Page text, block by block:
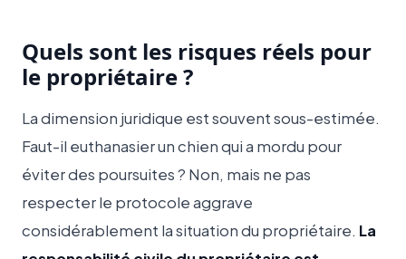
Quels sont les risques réels pour
le propriétaire ?
La dimension juridique est souvent sous-estimée.
Faut-il euthanasier un chien qui a mordu pour
éviter des poursuites ? Non, mais ne pas
respecter le protocole aggrave
considérablement la situation du propriétaire. La